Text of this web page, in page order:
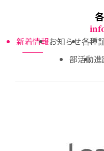
competitive bidding
同窓会
新着情報お知らせ各種
部活動